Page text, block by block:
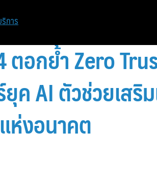
อกย้ำ Zero
AI ตัวช่วยเสริม
ห่งอนาคต
การ